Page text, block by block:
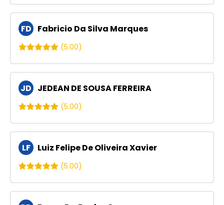
FD Fabricio Da Silva Marques
(5.00)
JD JEDEAN DE SOUSA FERREIRA
(5.00)
LF Luiz Felipe De Oliveira Xavier
(5.00)